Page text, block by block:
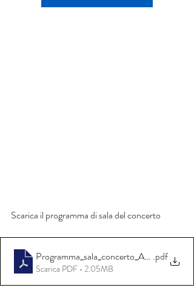
Scarica il programma di sala del concerto
.pdf
Scarica PDF • 2.05MB